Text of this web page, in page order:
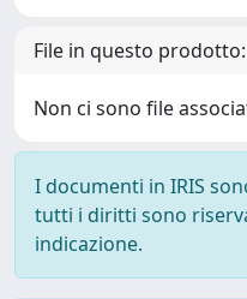
File in questo prodotto:
Non ci sono file
I documenti in IRIS
tutti i diritti sono
indicazione.